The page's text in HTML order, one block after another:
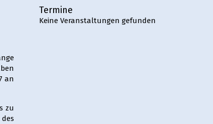
an
zu
Termine
Keine Veranstaltungen gefunden